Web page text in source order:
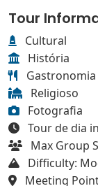
Tour
Cultural
História
Gastronomia
Religioso
Fotografia
Tour de dia
Max Group
Difficulty:
Meeting